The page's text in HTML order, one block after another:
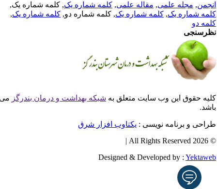
,مجله علمی, مقاله علمی, کلمه شماره یک, کلمه شماره یک,
شماره یک,کلمه شماره یک, کلمه شماره دو,کلمه شماره یک,
دو
حقوق این وب سایت متعلق بهشبکه بهداشت و درمان بندرگزمی
و برنامه نویسی : یکتاوب افزار شرق
©
Designed & Developed by :